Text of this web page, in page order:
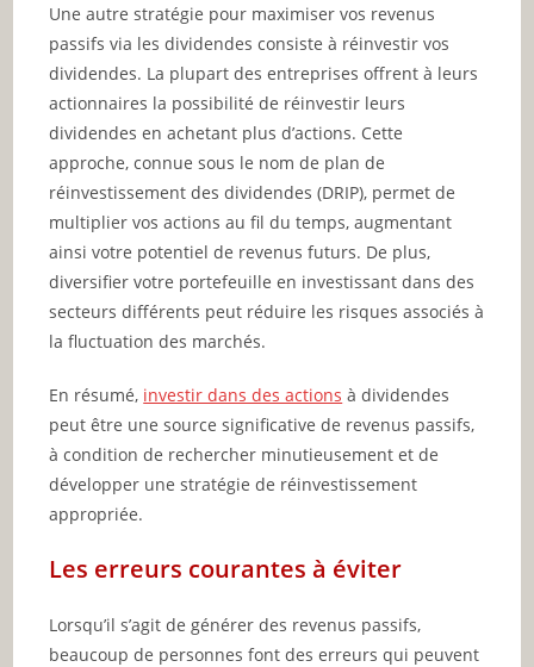
Une autre stratégie pour maximiser vos revenus
passifs via les dividendes consiste à réinvestir vos
dividendes. La plupart des entreprises offrent à leurs
actionnaires la possibilité de réinvestir leurs
dividendes en achetant plus d’actions. Cette
approche, connue sous le nom de plan de
réinvestissement des dividendes (DRIP), permet de
multiplier vos actions au fil du temps, augmentant
ainsi votre potentiel de revenus futurs. De plus,
diversifier votre portefeuille en investissant dans des
secteurs différents peut réduire les risques associés à
la fluctuation des marchés.
En résumé, investir dans des actions à dividendes
peut être une source significative de revenus passifs,
à condition de rechercher minutieusement et de
développer une stratégie de réinvestissement
appropriée.
Les erreurs courantes à éviter
Lorsqu’il s’agit de générer des revenus passifs,
beaucoup de personnes font des erreurs qui peuvent